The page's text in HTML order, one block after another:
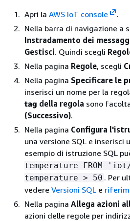
Apri la AWS IoT console
.
Nella barra di navigazione a
Instradamento dei
Gestisci. Quindi scegli
Nella pagina Regole, scegli
Nella pagina Specificare le
inserisci un nome per la
tag della regola sono
(Successivo).
Nella pagina Configura
una versione SQL e inserisci
esempio di istruzione SQL
temperature FROM
temperature > 50 . Per
vedere Versioni SQL e
Nella pagina Allega azioni
azioni delle regole per